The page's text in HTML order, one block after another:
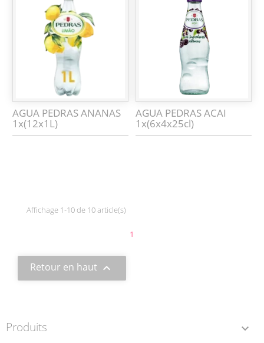
AGUA PEDRAS ANANAS
1x(12x1L)
AGUA PEDRAS ACAI
1x(6x4x25cl)
Affichage 1-10 de 10 article(s)
1
Retour en haut 
Produits 